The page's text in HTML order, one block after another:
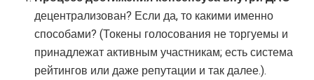
децентрализован? Если да, то какими именно
способами? (Токены голосования не торгуемы и
принадлежат активным участникам; есть система
рейтингов или даже репутации и так далее.).